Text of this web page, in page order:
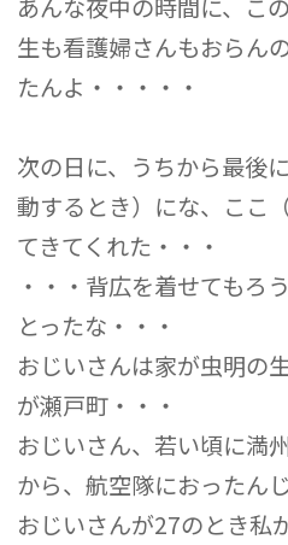
あんな夜中の時間に、こ
生も看護婦さんもおらん
たんよ・・・・・
次の日に、うちから最後
動するとき）にな、ここ
てきてくれた・・・
・・・背広を着せてもろ
とったな・・・
おじいさんは家が虫明の
が瀬戸町・・・
おじいさん、若い頃に満
から、航空隊におったん
おじいさんが27のとき私